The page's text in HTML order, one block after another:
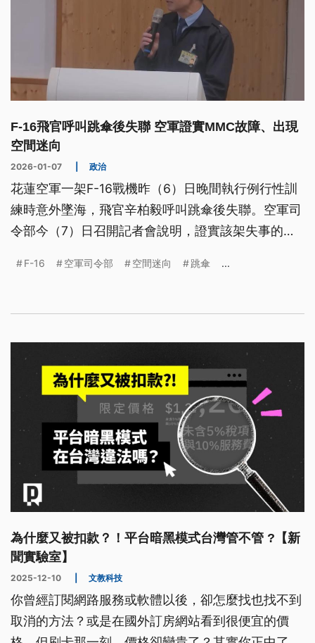
F-16飛官呼叫跳傘後失聯 空軍證實MMC故障、出現
空間迷向
2026-01-07 政治
花蓮空軍一架F-16戰機昨（6）日晚間執行例行性訓
練時意外墜海，飛官辛柏毅呼叫跳傘後失聯。空軍司
令部今（7）日召開記者會說明，證實該架失事的
腦」（MMC）也發生故障。而搜救至今尚未接獲求
戰機失蹤處為中心點持續搜救。
F-16 空軍司令部 空間迷向 跳傘 ...
為什麼又被扣款？！平台暗黑模式台灣管不管 ?【新
聞實驗室】
2025-12-10 文教科技
你曾經訂閱網路服務或軟體以後，卻怎麼找也找不到
取消的方法？或是在國外訂房網站看到很便宜的價